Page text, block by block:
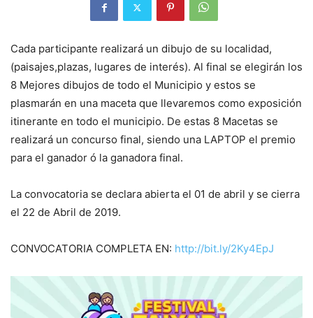
Cada participante realizará un dibujo de su localidad,
(paisajes,plazas, lugares de interés). Al final se elegirán los
8 Mejores dibujos de todo el Municipio y estos se
plasmarán en una maceta que llevaremos como exposición
itinerante en todo el municipio. De estas 8 Macetas se
realizará un concurso final, siendo una LAPTOP el premio
para el ganador ó la ganadora final.
La convocatoria se declara abierta el 01 de abril y se cierra
el 22 de Abril de 2019.
CONVOCATORIA COMPLETA EN: http://bit.ly/2Ky4EpJ